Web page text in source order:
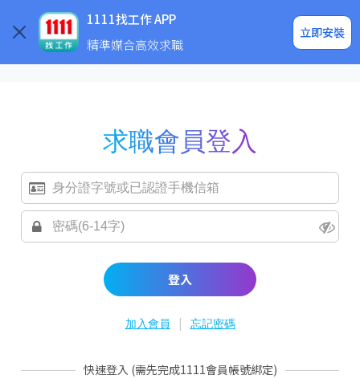
1111找工作 APP
精準媒合高效求職
立即安裝
企業求才
求職會員登入
登入
加入會員 | 忘記密碼
快速登入 (需先完成1111會員帳號綁定)